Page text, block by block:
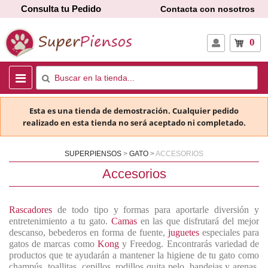
Consulta tu Pedido Contacta con nosotros
0
Esta es una tienda de demostración. Cualquier pedido
realizado en esta tienda no será aceptado ni completado.
SUPERPIENSOS GATO ACCESORIOS
Accesorios
Rascadores de todo tipo y formas para aportarle diversión y
entretenimiento a tu gato. Camasen las que disfrutará del mejor
descanso, bebederos en forma de fuente, juguetesespeciales para
gatos de marcas como Kongy Freedog. Encontrarás variedad de
productos que te ayudarán a mantener la higiene de tu gato como